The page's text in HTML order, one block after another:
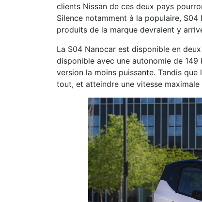
clients Nissan de ces deux pays
Silence notamment à la populaire, S04
produits de la marque devraient y
La S04 Nanocar est disponible en
disponible avec une autonomie de
version la moins puissante. Tandis
tout, et atteindre une vitesse